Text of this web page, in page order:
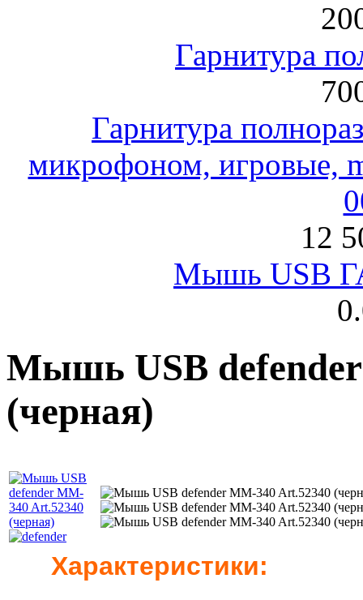
Гарнитура
Гарнитура
микрофоном, игровые,
12
Мышь USB
Мышь USB
(черная)
Характеристики: